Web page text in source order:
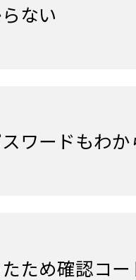
ない
ワードもわ
ため確認コ